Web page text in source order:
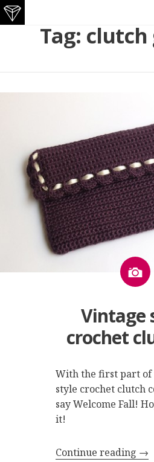
Skip
Tag: clutch
Vintage
crochet
With the first part of
style crochet clutch
say Welcome Fall!
it!
Continue reading →